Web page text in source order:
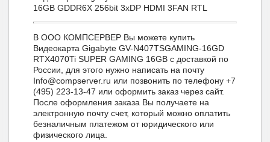
16GB GDDR6X 256bit 3xDP HDMI 3FAN RTL
В ООО КОМПСЕРВЕР Вы можете купить
Видеокарта Gigabyte GV-N407TSGAMING-16GD
RTX4070Ti SUPER GAMING 16GB с доставкой по
России, для этого нужно написать на почту
Info@compserver.ru или позвонить по телефону +7
(495) 223-13-47 или оформить заказ через сайт.
После оформления заказа Вы получаете на
электронную почту счет, который можно оплатить
безналичным платежом от юридического или
физического лица.